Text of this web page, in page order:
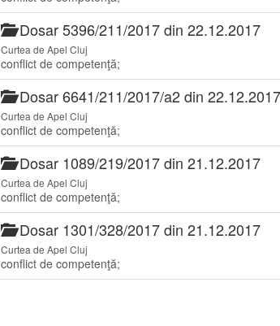
Dosar 5396/211/2017 din 22.12.2017
Curtea de Apel Cluj
conflict de competenţă;
Dosar 6641/211/2017/a2 din 22.12.2017
Curtea de Apel Cluj
conflict de competenţă;
Dosar 1089/219/2017 din 21.12.2017
Curtea de Apel Cluj
conflict de competenţă;
Dosar 1301/328/2017 din 21.12.2017
Curtea de Apel Cluj
conflict de competenţă;